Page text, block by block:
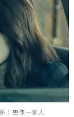
：更像一家人